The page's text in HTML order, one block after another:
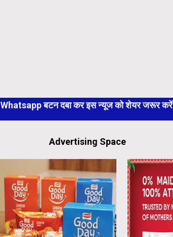
Whatsapp बटन दबा कर इस न्यूज को शेयर जरूर करें
Advertising Space